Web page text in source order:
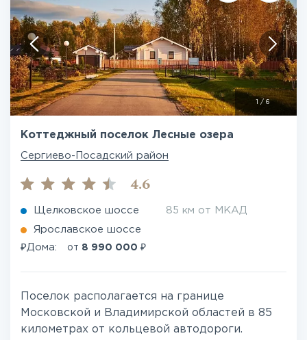
/ 6
Коттеджный поселок Лесные озера
Сергиево-Посадский район
4.6
Щелковское шоссе 85 км от МКАД
Ярославское шоссе
₽Дома: от 8 990 000 ₽
Поселок располагается на границе
Московской и Владимирской областей в 85
километрах от кольцевой автодороги.